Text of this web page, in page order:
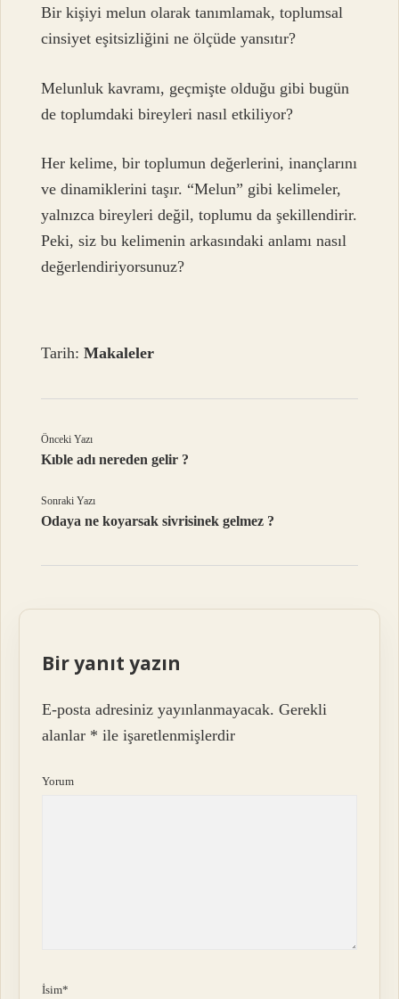
Bir kişiyi melun olarak tanımlamak, toplumsal
cinsiyet eşitsizliğini ne ölçüde yansıtır?
Melunluk kavramı, geçmişte olduğu gibi bugün
de toplumdaki bireyleri nasıl etkiliyor?
Her kelime, bir toplumun değerlerini, inançlarını
ve dinamiklerini taşır. “Melun” gibi kelimeler,
yalnızca bireyleri değil, toplumu da şekillendirir.
Peki, siz bu kelimenin arkasındaki anlamı nasıl
değerlendiriyorsunuz?
Tarih:Makaleler
Önceki Yazı
Kıble adı nereden gelir ?
Sonraki Yazı
Odaya ne koyarsak sivrisinek gelmez ?
Bir yanıt yazın
E-posta adresiniz yayınlanmayacak. Gerekli
alanlar * ile işaretlenmişlerdir
Yorum
İsim*